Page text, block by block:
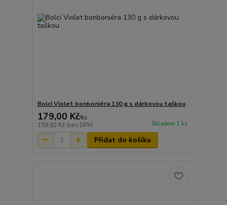
Bolci Violet bonboniéra 130 g s dárkovou taškou
179,00 Kč/ks
159,82 Kč bez DPH Skladem 1 ks
Přidat do košíku